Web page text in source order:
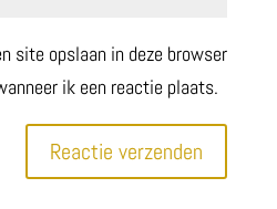
site opslaan in deze browser
ik een reactie plaats.